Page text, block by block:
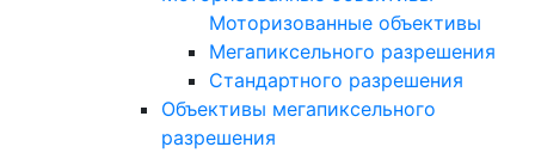
Моторизованные объективы
Мегапиксельного разрешения
Стандартного разрешения
Объективы мегапиксельного
разрешения